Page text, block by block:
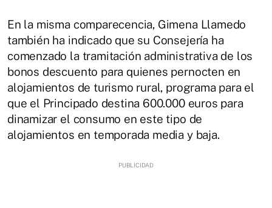
En la misma comparecencia, Gimena Llamedo
también ha indicado que su Consejería ha
comenzado la tramitación administrativa de los
bonos descuento para quienes pernocten en
alojamientos de turismo rural, programa para el
que el Principado destina 600.000 euros para
dinamizar el consumo en este tipo de
alojamientos en temporada media y baja.